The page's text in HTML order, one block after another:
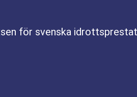
för svenska